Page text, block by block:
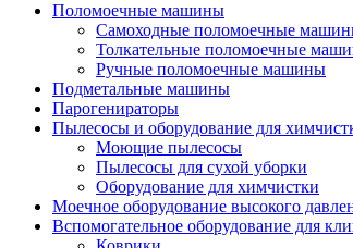
Поломоечные машины
Самоходные поломоечные
Толкательные поломоечные
Ручные поломоечные машины
Подметальные машины
Парогенираторы
Пылесосы и оборудование для
Моющие пылесосы
Пылесосы для сухой уборки
Оборудование для химчистки
Моечное оборудование высокого
Вспомогательное оборудование для